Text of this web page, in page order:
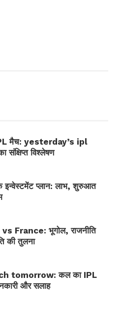
मैच: yesterday’s ipl
विश्लेषण
इन्वेस्टमेंट प्लान: लाभ, शुरुआत
France: भूगोल, राजनीति
की तुलना
tomorrow: कल का IPL
और सलाह